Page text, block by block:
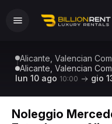
Alicante, Valencian
Alicante, Valencian
lun 10 ago 10:00 gio
Noleggio